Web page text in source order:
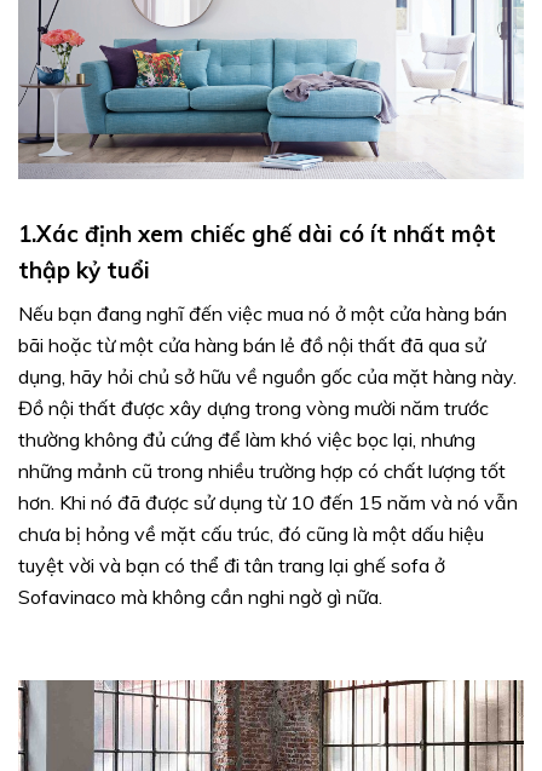
1.Xác định xem chiếc ghế dài có ít nhất một
thập kỷ tuổi
Nếu bạn đang nghĩ đến việc mua nó ở một cửa hàng bán
bãi hoặc từ một cửa hàng bán lẻ đồ nội thất đã qua sử
dụng, hãy hỏi chủ sở hữu về nguồn gốc của mặt hàng này.
Đồ nội thất được xây dựng trong vòng mười năm trước
thường không đủ cứng để làm khó việc bọc lại, nhưng
những mảnh cũ trong nhiều trường hợp có chất lượng tốt
hơn. Khi nó đã được sử dụng từ 10 đến 15 năm và nó vẫn
chưa bị hỏng về mặt cấu trúc, đó cũng là một dấu hiệu
tuyệt vời và bạn có thể đi tân trang lại ghế sofa ở
Sofavinaco mà không cần nghi ngờ gì nữa.